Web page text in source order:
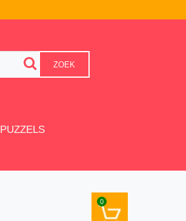
ZOEK
PUZZELS
0